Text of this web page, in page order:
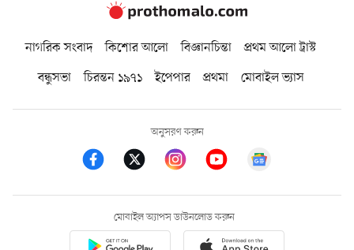
নাগরিক সংবাদ কিশোর আলো বিজ্ঞানচিন্তা
প্রথম আলো ট্রাস্ট
বন্ধুসভা
চিরন্তন ১৯৭১ ইপেপার প্রথমা মোবাইল ভ্যাস
অনুসরণ করুন
মোবাইল অ্যাপস ডাউনলোড করুন